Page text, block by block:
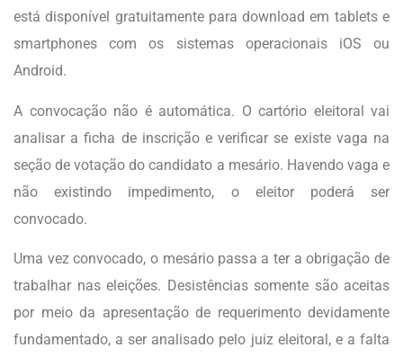
está disponível gratuitamente para download em tablets e
smartphones com os sistemas operacionais iOS ou
Android.
A convocação não é automática. O cartório eleitoral vai
analisar a ficha de inscrição e verificar se existe vaga na
seção de votação do candidato a mesário. Havendo vaga e
não existindo impedimento, o eleitor poderá ser
convocado.
Uma vez convocado, o mesário passa a ter a obrigação de
trabalhar nas eleições. Desistências somente são aceitas
por meio da apresentação de requerimento devidamente
fundamentado, a ser analisado pelo juiz eleitoral, e a falta